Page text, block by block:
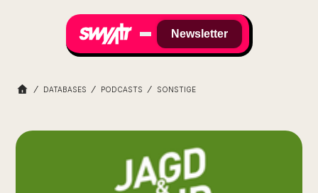
Newsletter
DATABASES PODCASTS SONSTIGE